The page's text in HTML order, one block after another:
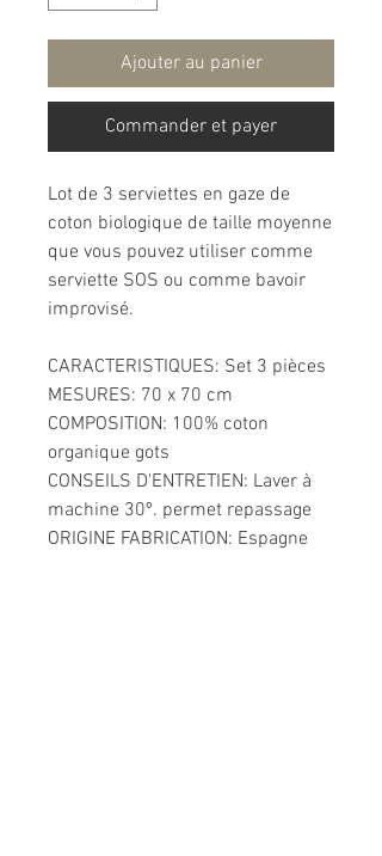
Ajouter au panier
Commander et payer
Lot de 3 serviettes en gaze de
coton biologique de taille moyenne
que vous pouvez utiliser comme
serviette SOS ou comme bavoir
improvisé.
CARACTERISTIQUES: Set 3 pièces
MESURES: 70 x 70 cm
COMPOSITION: 100% coton
organique gots
CONSEILS D'ENTRETIEN: Laver à
machine 30º. permet repassage
ORIGINE FABRICATION: Espagne